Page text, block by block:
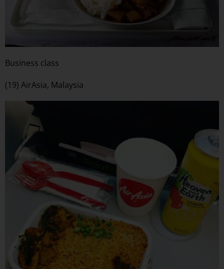
Business class
(19) AirAsia, Malaysia